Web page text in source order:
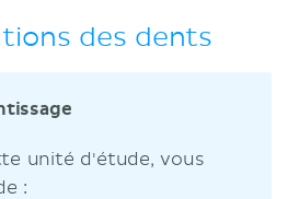
des dents
unité d'étude, vous
: